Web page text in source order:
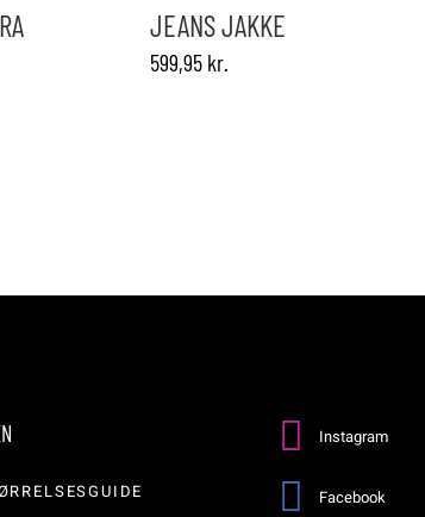
varianter.
Mulighederne
JEANS JAKKE
599,95 kr.
Instagram
Facebook